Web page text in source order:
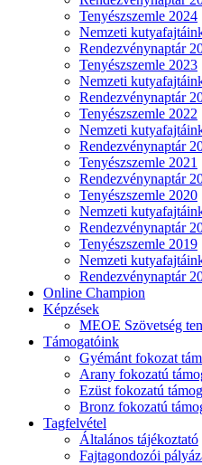
Tenyészszemle 2024
Nemzeti
Rendezvénynaptár
Tenyészszemle 2023
Nemzeti
Rendezvénynaptár
Tenyészszemle 2022
Nemzeti
Rendezvénynaptár
Tenyészszemle 2021
Rendezvénynaptár
Tenyészszemle 2020
Nemzeti
Rendezvénynaptár
Tenyészszemle 2019
Nemzeti
Rendezvénynaptár
Online Champion
Képzések
MEOE Szövetség
Támogatóink
Gyémánt fokozat
Arany fokozatú
Ezüst fokozatú
Bronz fokozatú
Tagfelvétel
Általános tájékoztató
Fajtagondozói